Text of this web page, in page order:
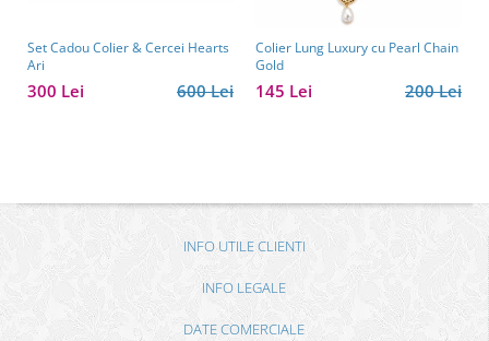
Set Cadou Colier & Cercei Hearts
Ari
600 Lei
300 Lei
Colier Lung Luxury cu Pearl Chain
Gold
200 Lei
145 Lei
INFO UTILE CLIENTI
INFO LEGALE
DATE COMERCIALE